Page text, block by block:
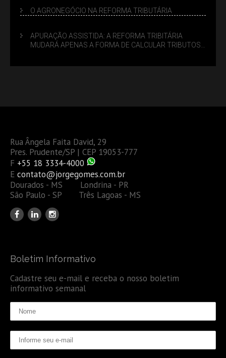
O AGRONEGÓCIO NA REFORMA TRIBUTÁRIA
APURAÇÃO ASSISTIDA: A REFORMA TRIBITÁRIA
MUDARÁ APENAS A FORMA DE CALCULAR TRIBUTOS
Rua Ângela Faita David, 29
Pres. Prudente/SP | CEP 19053-777
F +55 18 3334-4000
E contato@jorgegomes.com.br
Dourados - MS Londrina - PR
São Paulo - SP Três Lagoas - MS
Boletim Informativo
Cadastre seu e-mail e receba o nosso boletim
informativo semanal